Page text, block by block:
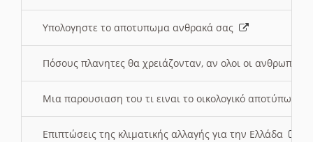
Υπολογηστε το αποτυπωμα ανθρακά σας
Πόσους πλανητες θα χρειάζονταν, αν ολοι οι ανθρωποι
Μια παρουσιαση του τι ειναι το οικολογικό αποτύπωμα
Επιπτώσεις της κλιματικής αλλαγής για την Ελλάδα